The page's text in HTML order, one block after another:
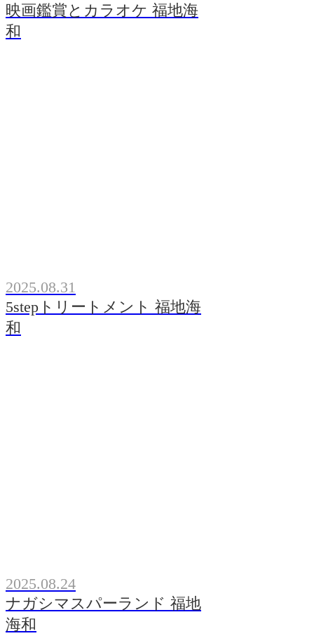
映画鑑賞とカラオケ 福地海
和
2025.08.31
5stepトリートメント 福地海
和
2025.08.24
ナガシマスパーランド 福地
海和